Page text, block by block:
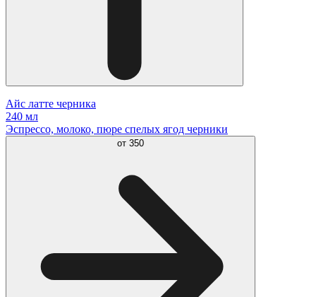
Айс латте черника
240 мл
Эспрессо, молоко, пюре спелых ягод черники
от 350